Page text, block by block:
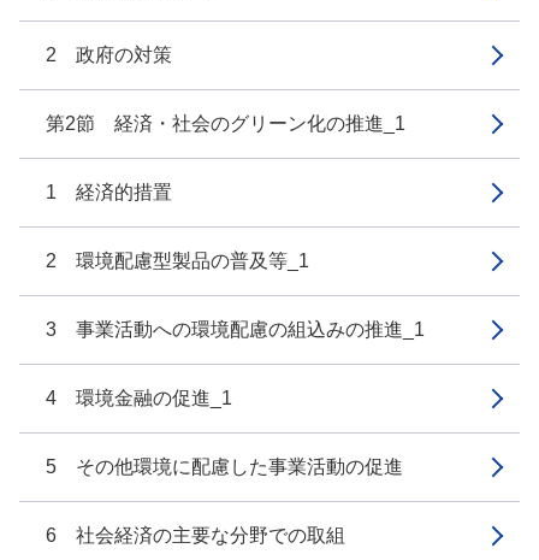
2 政府の対策
第2節 経済・社会のグリーン化の推進_1
1 経済的措置
2 環境配慮型製品の普及等_1
3 事業活動への環境配慮の組込みの推進_1
4 環境金融の促進_1
5 その他環境に配慮した事業活動の促進
6 社会経済の主要な分野での取組